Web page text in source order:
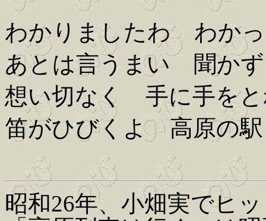
わかりましたわ わか
あとは言うまい 聞か
想い切なく 手に手を
笛がひびくよ 高原の駅
昭和26年、小畑実でヒ